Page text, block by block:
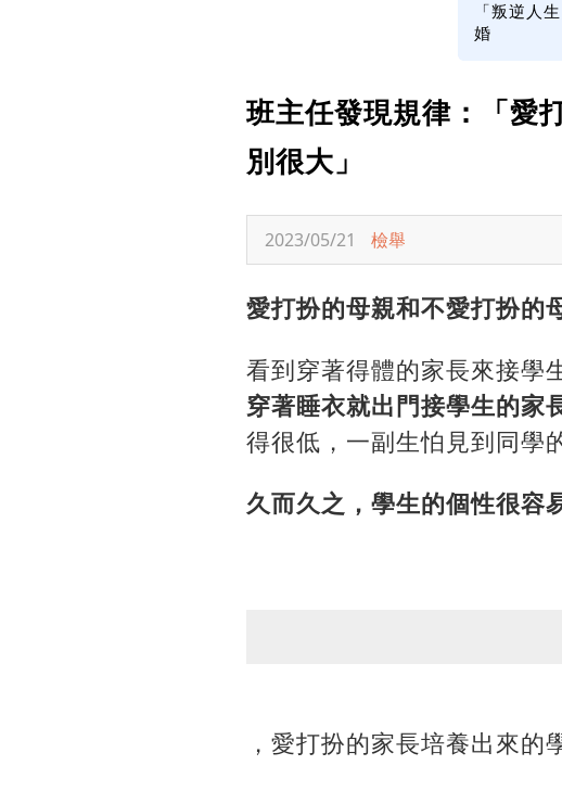
「叛逆人
婚
班主任發現規律：「愛
別很大」
2023/05/21 檢舉
愛打扮的母親和不愛打扮的
看到穿著得體的家長來接學
穿著睡衣就出門接學生的家
得很低，一副生怕見到同學
久而久之，學生的個性很容
，愛打扮的家長培養出來的